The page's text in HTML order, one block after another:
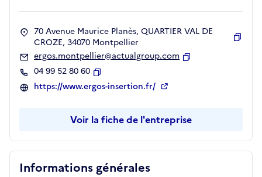
Informations générales
70 Avenue Maurice Planès, QUARTIER VAL DE
CROZE, 34070 Montpellier
ergos.montpellier@actualgroup.com
04 99 52 80 60
Copier
https://www.ergos-insertion.fr/
Voir la fiche de l'entreprise